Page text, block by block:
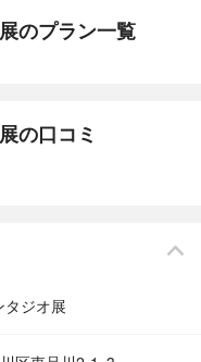
のプラン一覧
の口コミ
タジオ展